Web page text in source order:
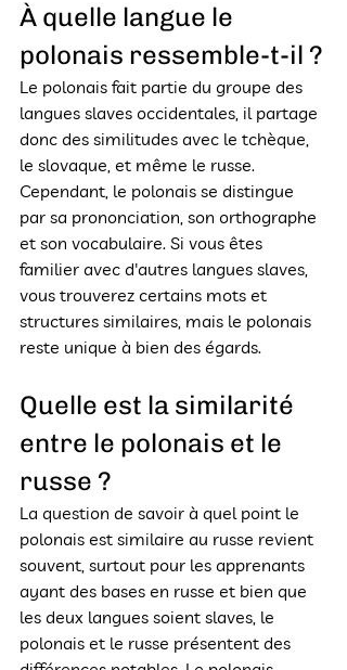
À quelle langue le
polonais ressemble-t-il ?
Le polonais fait partie du groupe des
langues slaves occidentales, il partage
donc des similitudes avec le tchèque,
le slovaque, et même le russe.
Cependant, le polonais se distingue
par sa prononciation, son orthographe
et son vocabulaire. Si vous êtes
familier avec d'autres langues slaves,
vous trouverez certains mots et
structures similaires, mais le polonais
reste unique à bien des égards.
Quelle est la similarité
entre le polonais et le
russe ?
La question de savoir à quel point le
polonais est similaire au russe revient
souvent, surtout pour les apprenants
ayant des bases en russe et bien que
les deux langues soient slaves, le
polonais et le russe présentent des